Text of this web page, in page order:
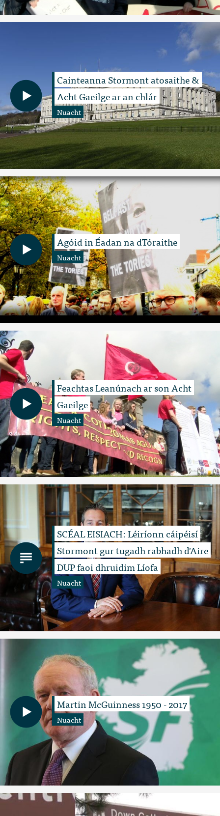
Cainteanna Stormont atosaithe &
Acht Gaeilge ar an chlár
Nuacht
Agóid in Éadan na dTóraithe
Nuacht
Feachtas Leanúnach ar son Acht
Gaeilge
Nuacht
SCÉAL EISIACH: Léiríonn cáipéisí
Stormont gur tugadh rabhadh d'Aire
DUP faoi dhruidim Líofa
Nuacht
Martin McGuinness 1950 - 2017
Nuacht